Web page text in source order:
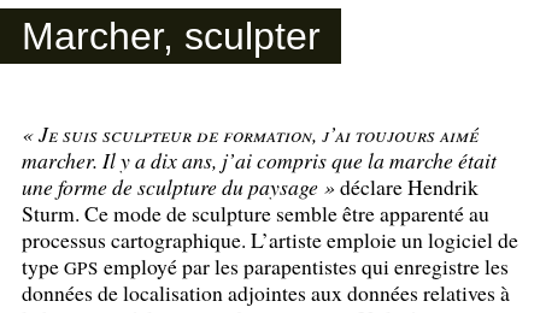
Marcher, sculpter
« Je suis sculpteur de formation, j’ai toujours aimé
marcher. Il y a dix ans, j’ai compris que la marche était
une forme de sculpture du paysage » déclare Hendrik
Sturm. Ce mode de sculpture semble être apparenté au
processus cartographique. L’artiste emploie un logiciel de
type GPS employé par les parapentistes qui enregistre les
données de localisation adjointes aux données relatives à